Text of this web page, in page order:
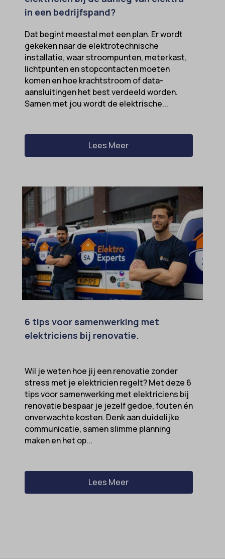
in een bedrijfspand?
Dat begint meestal met een plan. Er wordt
gekeken naar de elektrotechnische
installatie, waar stroompunten, meterkast,
lichtpunten en stopcontacten moeten
komen en hoe krachtstroom of data-
aansluitingen het best verdeeld worden.
Samen met jou wordt de elektrische...
Lees Meer
6 tips voor samenwerking met
elektriciens bij renovatie.
Wil je weten hoe jij een renovatie zonder
stress met je elektricien regelt? Met deze 6
tips voor samenwerking met elektriciens bij
renovatie bespaar je jezelf gedoe, fouten én
onverwachte kosten. Denk aan duidelijke
communicatie, samen slimme planning
maken en het op...
Lees Meer